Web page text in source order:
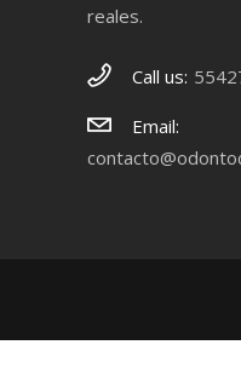
reales.
Call us:
Email: